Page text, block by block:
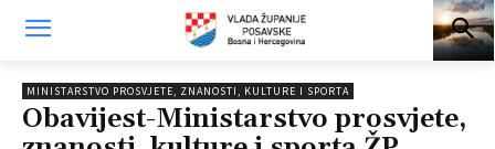
MINISTARSTVO PROSVJETE, ZNANOSTI, KULTURE I SPORTA
Obavijest-Ministarstvo prosvjete,